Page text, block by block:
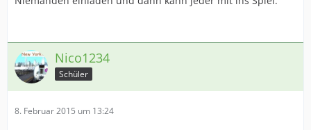
Nico1234
Schüler
8. Februar 2015 um 13:24